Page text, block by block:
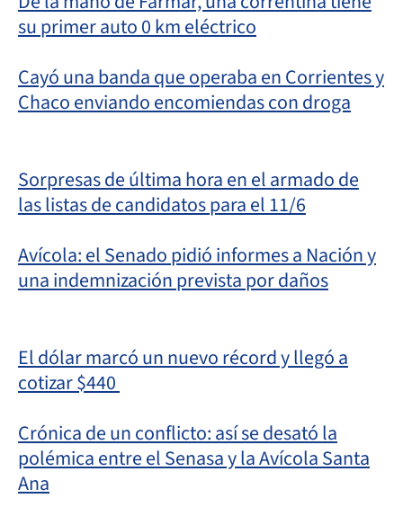
su primer auto 0 km eléctrico
Cayó una banda que operaba en Corrientes y
Chaco enviando encomiendas con droga
Sorpresas de última hora en el armado de
las listas de candidatos para el 11/6
Avícola: el Senado pidió informes a Nación y
una indemnización prevista por daños
El dólar marcó un nuevo récord y llegó a
cotizar $440
Crónica de un conflicto: así se desató la
polémica entre el Senasa y la Avícola Santa
Ana